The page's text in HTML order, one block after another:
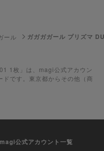
ール ガガガガール プリズマ
1枚」は、magi公式アカウン
です。東京都からその他（商
magi公式アカウント一覧